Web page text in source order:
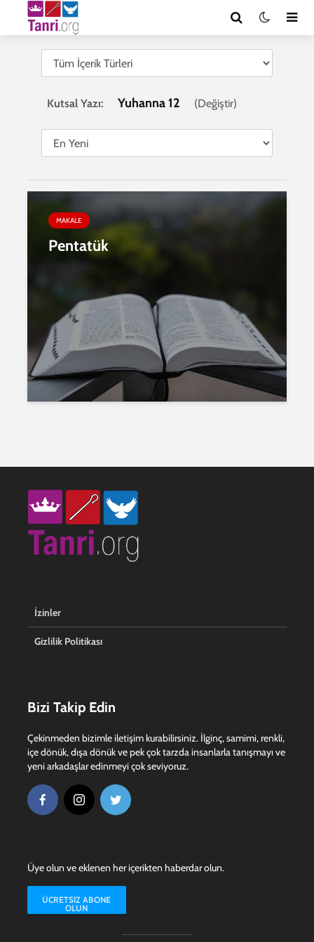
Kutsal Yazı: Yuhanna 12 (Değiştir)
MAKALE
Pentatük
İzinler
Gizlilik Politikası
Bizi Takip Edin
Çekinmeden bizimle iletişim kurabilirsiniz. İlginç, samimi, renkli,
içe dönük, dışa dönük ve pek çok tarzda insanlarla tanışmayı ve
yeni arkadaşlar edinmeyi çok seviyoruz.
Üye olun ve eklenen her içerikten haberdar olun.
ÜCRETSIZ ABONE
OLUN